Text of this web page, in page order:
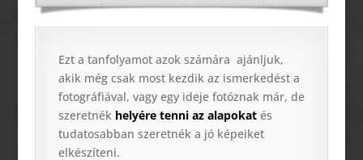
Ezt a tanfolyamot azok számára ajánljuk,
akik még csak most kezdik az ismerkedést a
fotográfiával, vagy egy ideje fotóznak már, de
szeretnék helyére tenni az alapokatés
tudatosabban szeretnék a jó képeiket
elkészíteni.